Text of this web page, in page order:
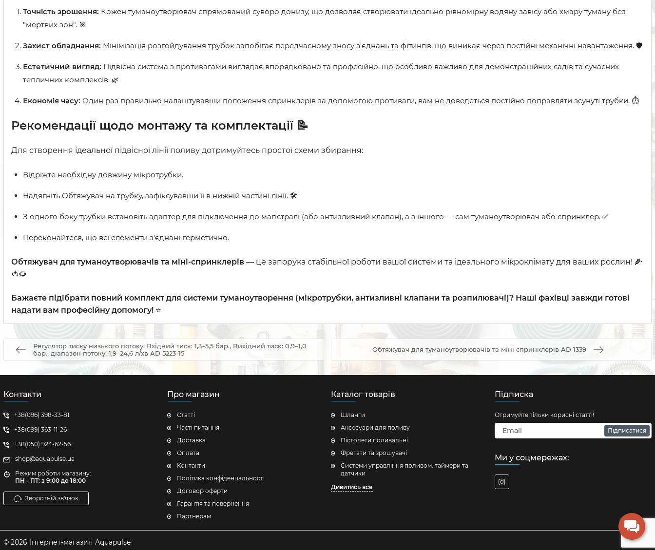
Точність зрошення: Кожен туманоутворювач спрямований суворо донизу, що дозволяє створювати ідеально рівномірну водяну завісу або хмару туману без
"мертвих зон". 🎯
Захист обладнання: Мінімізація розгойдування трубок запобігає передчасному зносу з'єднань та фітингів, що виникає через постійні механічні навантаження. 🛡️
Естетичний вигляд: Підвісна система з противагами виглядає впорядковано та професійно, що особливо важливо для демонстраційних садів та сучасних
тепличних комплексів. 🌿
Економія часу: Один раз правильно налаштувавши положення спринклерів за допомогою противаги, вам не доведеться постійно поправляти зсунуті трубки. ⏱️
Рекомендації щодо монтажу та комплектації 📝
Для створення ідеальної підвісної лінії поливу дотримуйтесь простої схеми збирання:
Відріжте необхідну довжину мікротрубки.
Надягніть Обтяжувач на трубку, зафіксувавши її в нижній частині лінії. 🛠️
З одного боку трубки встановіть адаптер для підключення до магістралі (або антизливний клапан), а з іншого — сам туманоутворювач або спринклер. ✅
Переконайтеся, що всі елементи з'єднані герметично.
Обтяжувач для туманоутворювачів та міні-спринклерів — це запорука стабільної роботи вашої системи та ідеального мікроклімату для ваших рослин! 🌽
🍅🌻
Бажаєте підібрати повний комплект для системи туманоутворення (мікротрубки, антизливні клапани та розпилювачі)? Наші фахівці завжди готові
надати вам професійну допомогу! ⭐
Регулятор тиску низького потоку, Вхідний тиск: 1,3–5,5 бар., Вихідний тиск: 0,9–1,0
бар., діапазон потоку: 1,9–24,6 л/хв AD 5223-15
Обтяжувач для туманоутворювачів та міні спринклерів AD 1339
Контакти
+38(096) 398-33-81
+38(099) 363-11-26
+38(050) 924-62-56
shop@aquapulse.ua
Режим роботи магазину:
ПН - ПТ: з 9:00 до 18:00
Зворотній зв'язок
Про магазин
Статті
Часті питання
Доставка
Оплата
Контакти
Політика конфіденцальності
Договор оферти
Гарантія та повернення
Партнерам
Каталог товарів
Шланги
Аксесуари для поливу
Пістолети поливальні
Фрегати та зрошувачі
Системи управління поливом: таймери та
датчики
Дивитись все
Підписка
Отримуйте тільки корисні статті!
Підписатися
Ми у соцмережах:
© 2026 Інтернет-магазин Aquapulse